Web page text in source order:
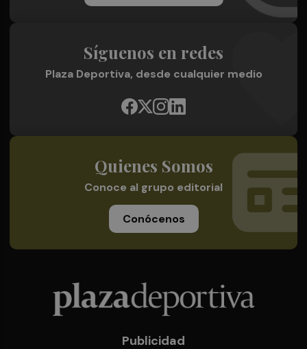
Síguenos en redes
Plaza Deportiva, desde cualquier medio
Quienes Somos
Conoce al grupo editorial
Conócenos
Publicidad